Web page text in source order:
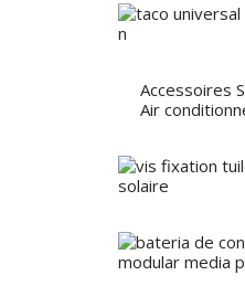
Accessoires
Air